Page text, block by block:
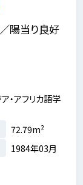
陽当り良好
・アフリカ語学
72.79m²
1984年03月